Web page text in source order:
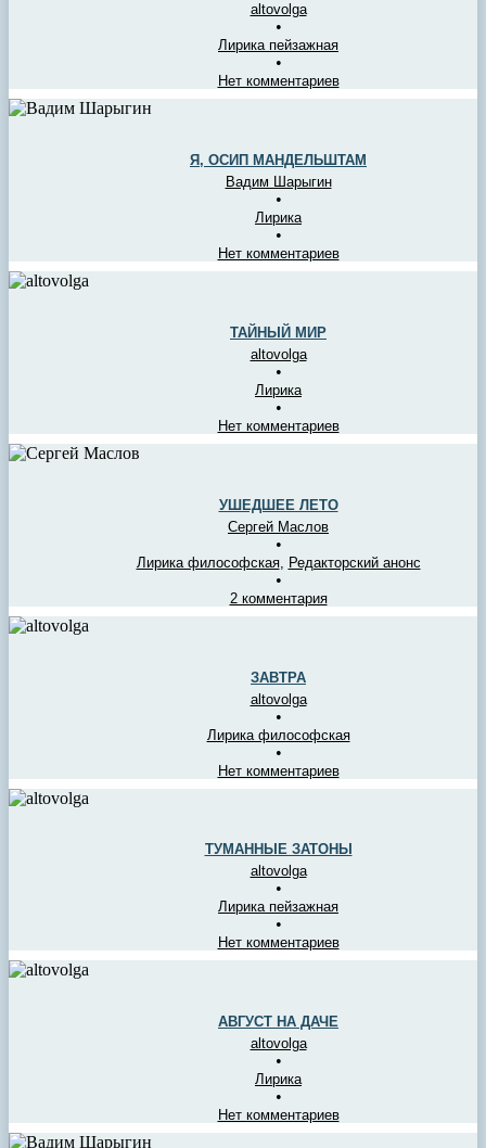
altovolga
•
Лирика пейзажная
•
Нет комментариев
Я, ОСИП МАНДЕЛЬШТАМ
Вадим Шарыгин
•
Лирика
•
Нет комментариев
ТАЙНЫЙ МИР
altovolga
•
Лирика
•
Нет комментариев
УШЕДШЕЕ ЛЕТО
Сергей Маслов
•
Лирика философская, Редакторский анонс
•
2 комментария
ЗАВТРА
altovolga
•
Лирика философская
•
Нет комментариев
ТУМАННЫЕ ЗАТОНЫ
altovolga
•
Лирика пейзажная
•
Нет комментариев
АВГУСТ НА ДАЧЕ
altovolga
•
Лирика
•
Нет комментариев